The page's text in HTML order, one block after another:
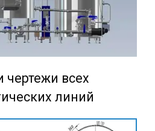
чертежи всех
линий